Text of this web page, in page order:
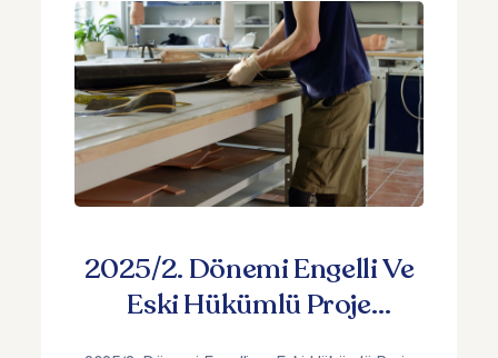
2025/2. Dönemi Engelli Ve
Eski Hükümlü Proje